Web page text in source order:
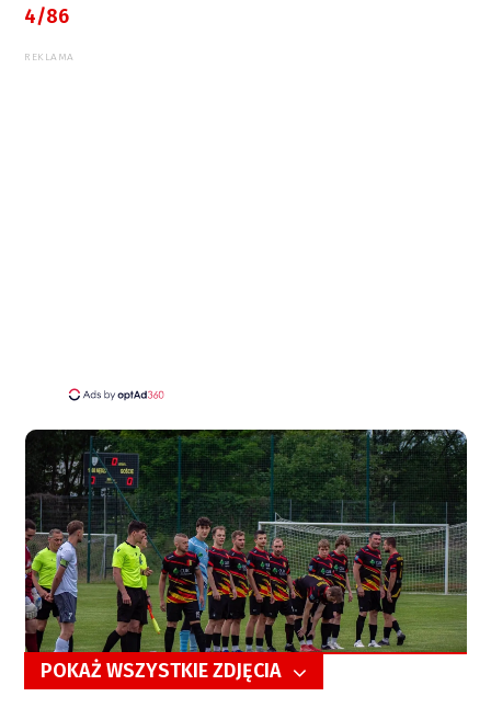
4/86
REKLAMA
POKAŻ WSZYSTKIE ZDJĘCIA